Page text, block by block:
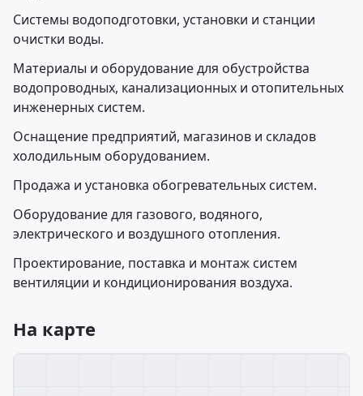
Системы водоподготовки, установки и станции
очистки воды.
Материалы и оборудование для обустройства
водопроводных, канализационных и отопительных
инженерных систем.
Оснащение предприятий, магазинов и складов
холодильным оборудованием.
Продажа и установка обогревательных систем.
Оборудование для газового, водяного,
электрического и воздушного отопления.
Проектирование, поставка и монтаж систем
вентиляции и кондиционирования воздуха.
На карте